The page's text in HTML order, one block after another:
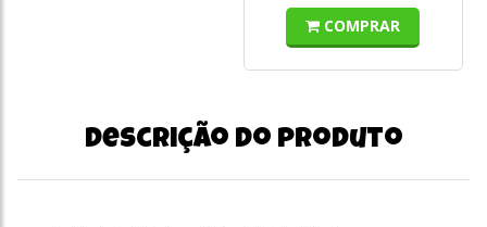
COMPRAR
Descrição do produto